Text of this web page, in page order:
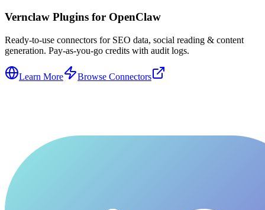
Vernclaw Plugins for OpenClaw
Ready-to-use connectors for SEO data, social reading & content
generation. Pay-as-you-go credits with audit logs.
Learn More Browse Connectors